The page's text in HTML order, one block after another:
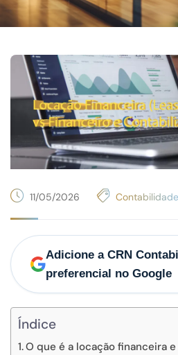
11/05/2026 Contabilidade
Adicione a CRN
preferencial no Google
Índice
O que é a locação financeira